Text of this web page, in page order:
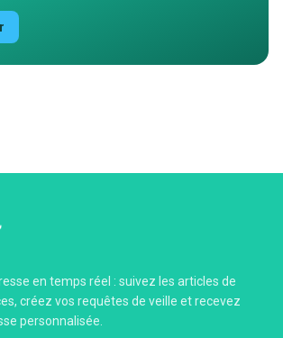
en temps réel : suivez les articles de
créez vos requêtes de veille et recevez
personnalisée.